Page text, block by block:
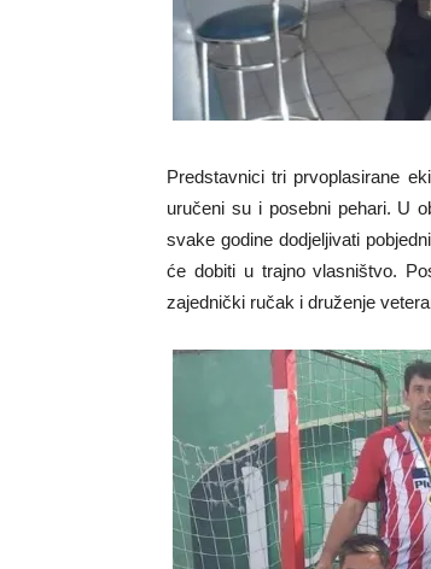
Predstavnici tri prvoplasirane
uručeni su i posebni pehari. U
svake godine dodjeljivati
će dobiti u trajno vlasništvo.
zajednički ručak i druženje